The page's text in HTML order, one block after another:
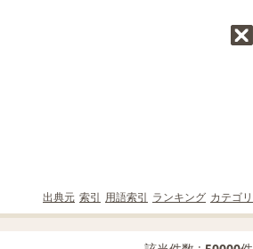
出典元 索引 用語索引 ランキング カテゴリ